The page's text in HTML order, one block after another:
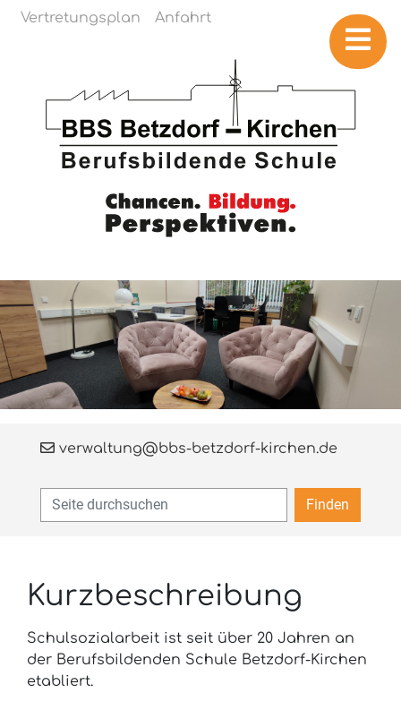
Navigation überspringen
Vertretungsplan Anfahrt
verwaltung@bbs-betzdorf-kirchen.de
Finden
Kurzbeschreibung
Schulsozialarbeit ist seit über 20 Jahren an
der Berufsbildenden Schule Betzdorf-Kirchen
etabliert.